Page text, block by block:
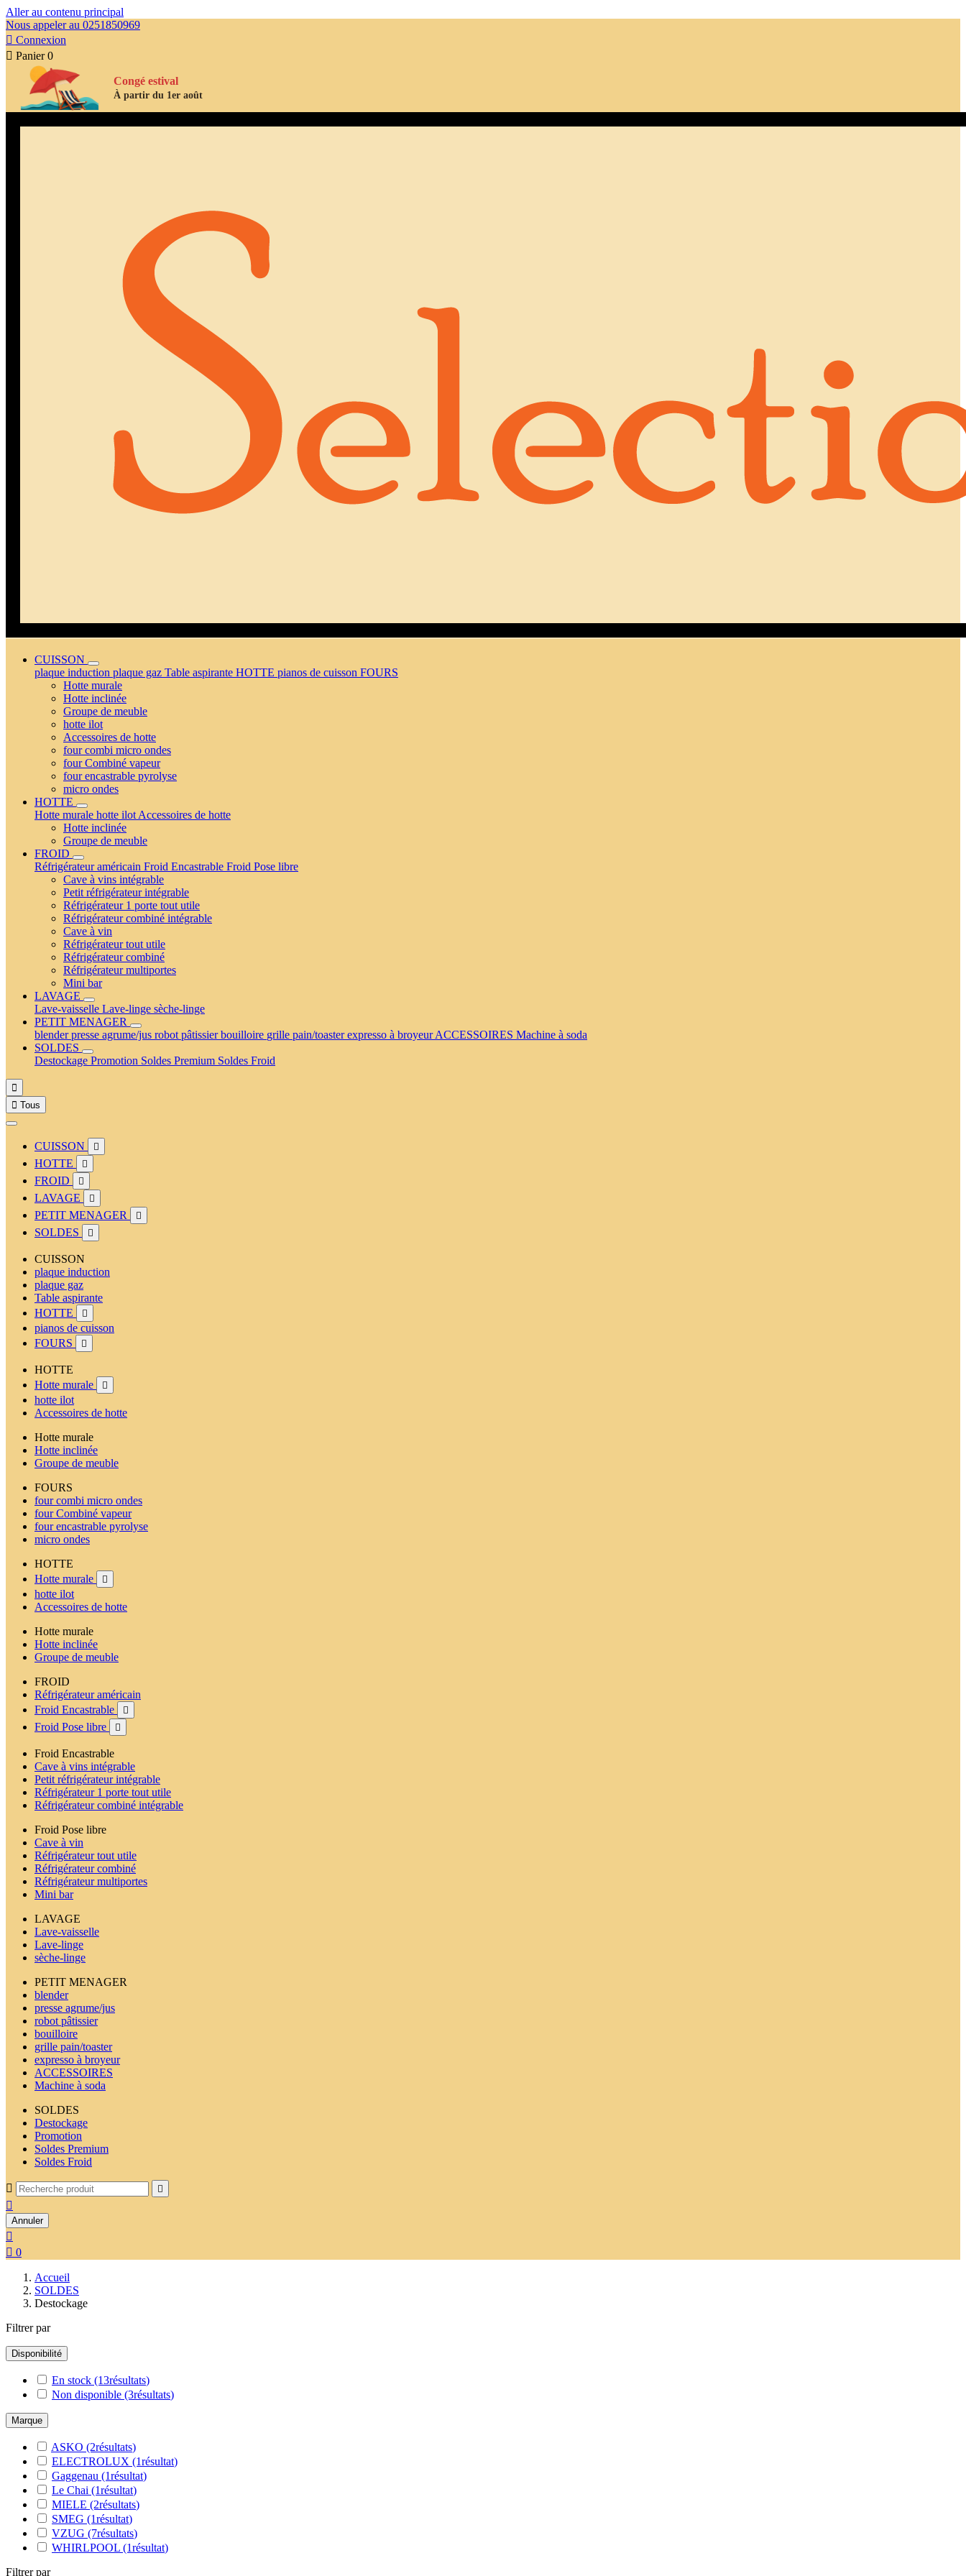
Aller au contenu principal
Nous appeler au 0251850969
 Connexion
 Panier 0
Congé estival
À partir du 1er août
CUISSON
plaque induction plaque gaz Table aspirante HOTTE pianos de cuisson FOURS
Hotte murale
Hotte inclinée
Groupe de meuble
hotte ilot
Accessoires de hotte
four combi micro ondes
four Combiné vapeur
four encastrable pyrolyse
micro ondes
HOTTE
Hotte murale hotte ilot Accessoires de hotte
Hotte inclinée
Groupe de meuble
FROID
Réfrigérateur américain Froid Encastrable Froid Pose libre
Cave à vins intégrable
Petit réfrigérateur intégrable
Réfrigérateur 1 porte tout utile
Réfrigérateur combiné intégrable
Cave à vin
Réfrigérateur tout utile
Réfrigérateur combiné
Réfrigérateur multiportes
Mini bar
LAVAGE
Lave-vaisselle Lave-linge sèche-linge
PETIT MENAGER
blenderpresse agrume/jus robot pâtissierbouilloire grille pain/toasterexpresso à broyeurACCESSOIRES Machine à soda
SOLDES
Destockage Promotion Soldes Premium Soldes Froid

 Tous
CUISSON 
HOTTE 
FROID 
LAVAGE 
PETIT MENAGER 
SOLDES 
CUISSON
plaque induction
plaque gaz
Table aspirante
HOTTE

pianos de cuisson
FOURS

HOTTE
Hotte murale

hotte ilot
Accessoires de hotte
Hotte murale
Hotte inclinée
Groupe de meuble
FOURS
four combi micro ondes
four Combiné vapeur
four encastrable pyrolyse
micro ondes
HOTTE
Hotte murale

hotte ilot
Accessoires de hotte
Hotte murale
Hotte inclinée
Groupe de meuble
FROID
Réfrigérateur américain
Froid Encastrable

Froid Pose libre 
Froid Encastrable
Cave à vins intégrable
Petit réfrigérateur intégrable
Réfrigérateur 1 porte tout utile
Réfrigérateur combiné intégrable
Froid Pose libre
Cave à vin
Réfrigérateur tout utile
Réfrigérateur combiné
Réfrigérateur multiportes
Mini bar
LAVAGE
Lave-vaisselle
Lave-linge
sèche-linge
PETIT MENAGER
blender
presse agrume/jus
robot pâtissier
bouilloire
grille pain/toaster
expresso à broyeur
ACCESSOIRES
Machine à soda
SOLDES
Destockage
Promotion
Soldes Premium
Soldes Froid
 

Annuler

 0
Accueil
SOLDES
Destockage
Filtrer par
Disponibilité
En stock (13résultats)
Non disponible (3résultats)
Marque
ASKO (2résultats)
ELECTROLUX (1résultat)
Gaggenau (1résultat)
Le Chai (1résultat)
MIELE (2résultats)
SMEG (1résultat)
VZUG (7résultats)
WHIRLPOOL (1résultat)
Filtrer par